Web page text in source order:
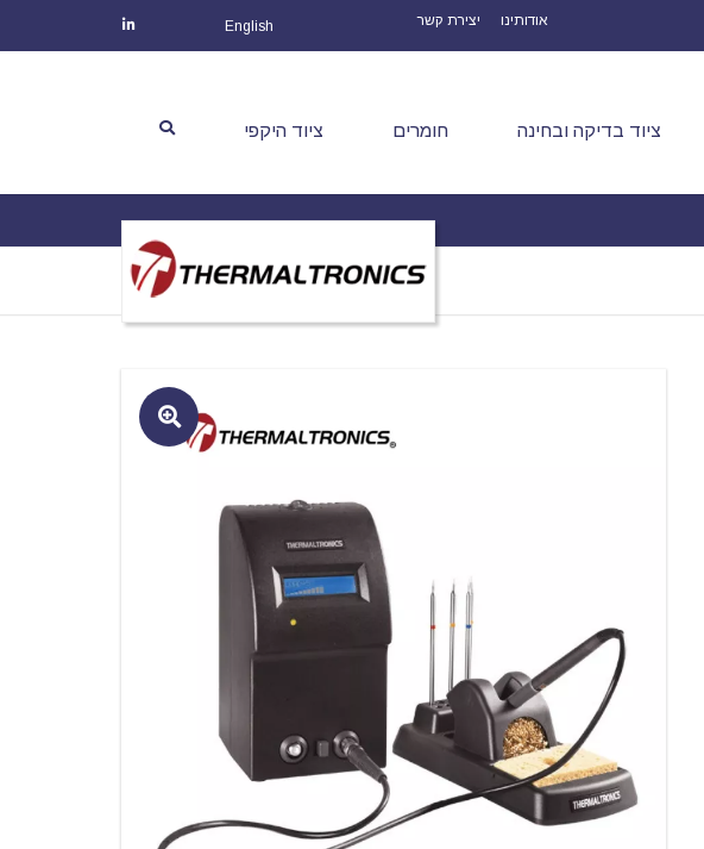
אודותינו יצירת קשר English
ציוד בדיקה ובחינה חומרים ציוד היקפי
🔍